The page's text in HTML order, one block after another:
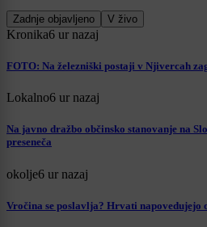
Zadnje objavljeno V živo
Kronika6 ur nazaj
FOTO: Na železniški postaji v Njivercah
Lokalno6 ur nazaj
Na javno dražbo občinsko stanovanje na
preseneča
okolje6 ur nazaj
Vročina se poslavlja? Hrvati napovedujejo